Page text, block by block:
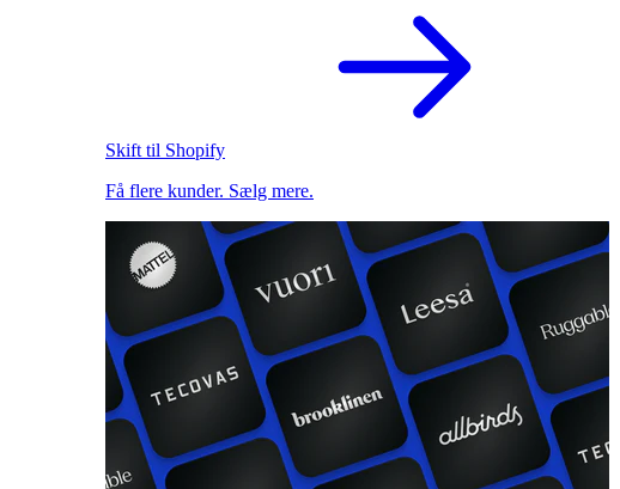
Skift til Shopify
Få flere kunder. Sælg mere.